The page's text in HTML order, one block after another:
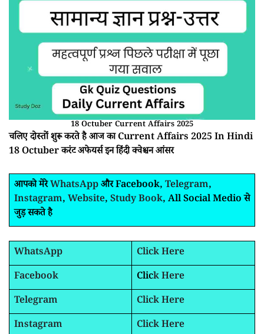
18 Octuber Current Affairs 2025
चलिए दोस्तों शुरू करते है आज का Current Affairs 2025 In Hindi
18 Octuber करंट अफेयर्स इन हिंदी क्वेश्चन आंसर
आपको मेरेWhatsAppऔर Facebook, Telegram,
Instagram, Website, Study Book, All Social Medio से
जुड़ सकते है
WhatsApp
Click Here
Facebook
Click Here
Telegram
Click Here
Instagram
Click Here